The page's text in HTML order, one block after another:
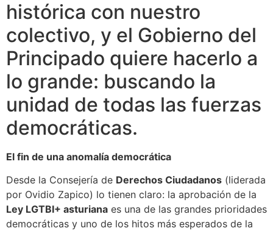
histórica con nuestro
colectivo, y el Gobierno del
Principado quiere hacerlo a
lo grande: buscando la
unidad de todas las fuerzas
democráticas.
El fin de una anomalía democrática
Desde la Consejería de Derechos Ciudadanos (liderada
por Ovidio Zapico) lo tienen claro: la aprobación de la
Ley LGTBI+ asturiana es una de las grandes prioridades
democráticas y uno de los hitos más esperados de la